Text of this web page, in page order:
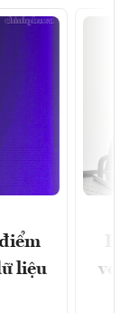
liệu
với